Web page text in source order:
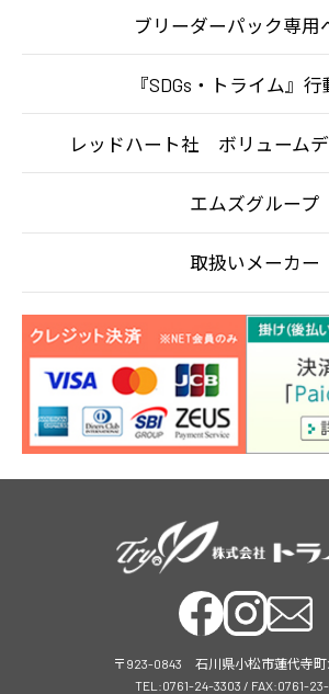
ブリーダーパック専用
『SDGs・トライム』
レッドハート社 ボリューム
エムズグループ
取扱いメーカー
〒923-0843 石川県小松市蓮代寺町
TEL:0761-24-3303 / FAX:0761-